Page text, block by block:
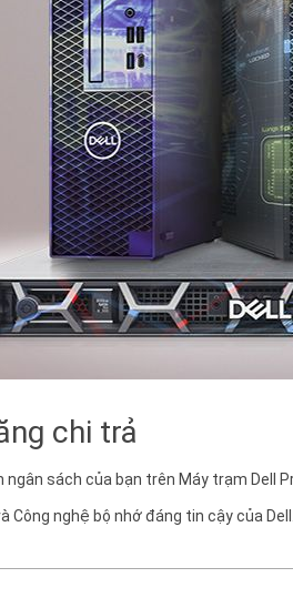
chi trả
sách của bạn trên Máy trạm Dell
nghệ bộ nhớ đáng tin cậy của Dell.